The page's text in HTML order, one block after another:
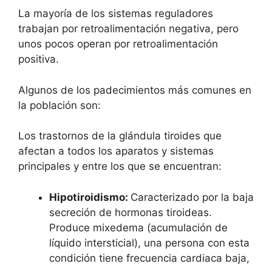
La mayoría de los sistemas reguladores
trabajan por retroalimentación negativa, pero
unos pocos operan por retroalimentación
positiva.
Algunos de los padecimientos más comunes en
la población son:
Los trastornos de la glándula tiroides que
afectan a todos los aparatos y sistemas
principales y entre los que se encuentran:
Hipotiroidismo: Caracterizado por la baja
secreción de hormonas tiroideas.
Produce mixedema (acumulación de
líquido intersticial), una persona con esta
condición tiene frecuencia cardiaca baja,